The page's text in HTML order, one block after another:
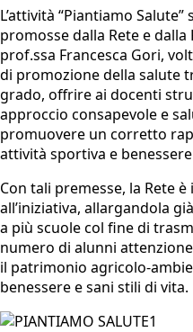
L’attività “Piantiamo
promosse dalla Rete e dalla
prof.ssa Francesca Gori,
di promozione della salute
grado, offrire ai docenti
approccio consapevole e
promuovere un corretto
attività sportiva e
Con tali premesse, la Rete
all’iniziativa, allargandola
a più scuole col fine di
numero di alunni
il patrimonio agricolo-
benessere e sani stili di vita.